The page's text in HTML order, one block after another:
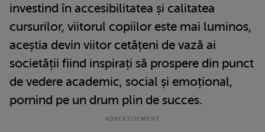
investind în accesibilitatea și calitatea
cursurilor, viitorul copiilor este mai luminos,
aceștia devin viitor cetățeni de vază ai
societății fiind inspirați să prospere din punct
de vedere academic, social și emoțional,
pornind pe un drum plin de succes.